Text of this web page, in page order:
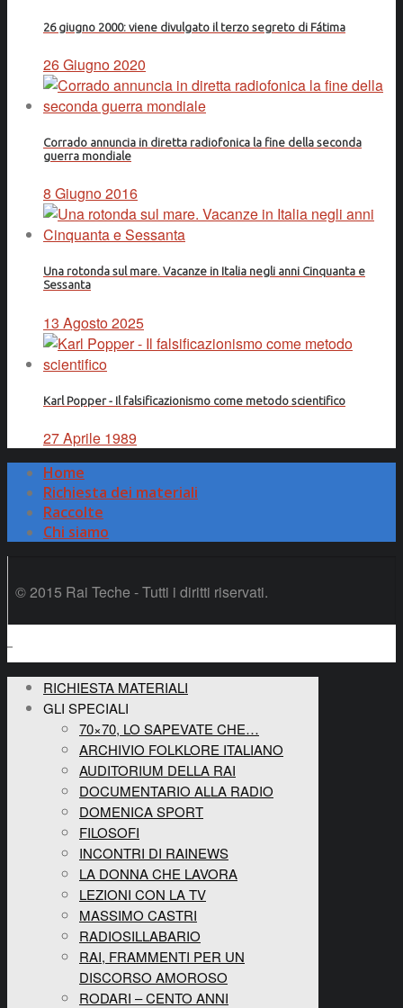
26 giugno 2000: viene divulgato il terzo segreto di Fátima
26 Giugno 2020
Corrado annuncia in diretta radiofonica la fine della seconda
guerra mondiale
8 Giugno 2016
Una rotonda sul mare. Vacanze in Italia negli anni Cinquanta e
Sessanta
13 Agosto 2025
Karl Popper - Il falsificazionismo come metodo scientifico
27 Aprile 1989
Home
Richiesta dei materiali
Raccolte
Chi siamo
© 2015 Rai Teche - Tutti i diritti riservati.
RICHIESTA MATERIALI
GLI SPECIALI
70×70, LO SAPEVATE CHE…
ARCHIVIO FOLKLORE ITALIANO
AUDITORIUM DELLA RAI
DOCUMENTARIO ALLA RADIO
DOMENICA SPORT
FILOSOFI
INCONTRI DI RAINEWS
LA DONNA CHE LAVORA
LEZIONI CON LA TV
MASSIMO CASTRI
RADIOSILLABARIO
RAI, FRAMMENTI PER UN
DISCORSO AMOROSO
RODARI – CENTO ANNI